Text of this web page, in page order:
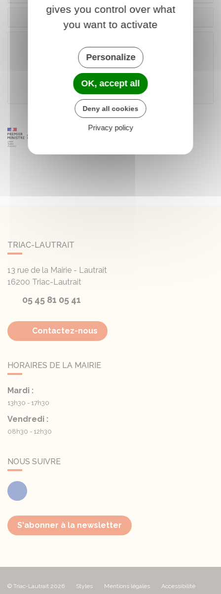
En Alsace-Moselle
Télécharger le formulaire (240.9 KB)
Ministère chargé de la santé
TRIAC-LAUTRAIT
13 rue de la Mairie - Lautrait
16200 Triac-Lautrait
05 45 81 05 41
Contactez-nous
HORAIRES DE LA MAIRIE
Mardi :
13h30 - 17h30
Vendredi :
08h30 - 12h30
NOUS SUIVRE
Facebook
S'abonner à la newsletter
© Triac-Lautrait 2026 Styles Mentions légales Accessibilité
gives you control over what
you want to activate
Personalize
OK, accept all
Deny all cookies
Privacy policy